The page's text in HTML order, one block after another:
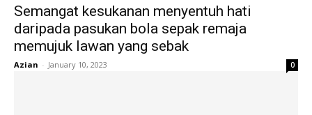
Semangat kesukanan menyentuh hati
daripada pasukan bola sepak remaja
memujuk lawan yang sebak
Azian - January 10, 2023 0